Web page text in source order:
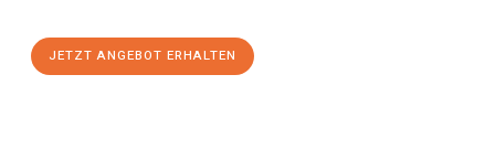
JETZT ANGEBOT ERHALTEN